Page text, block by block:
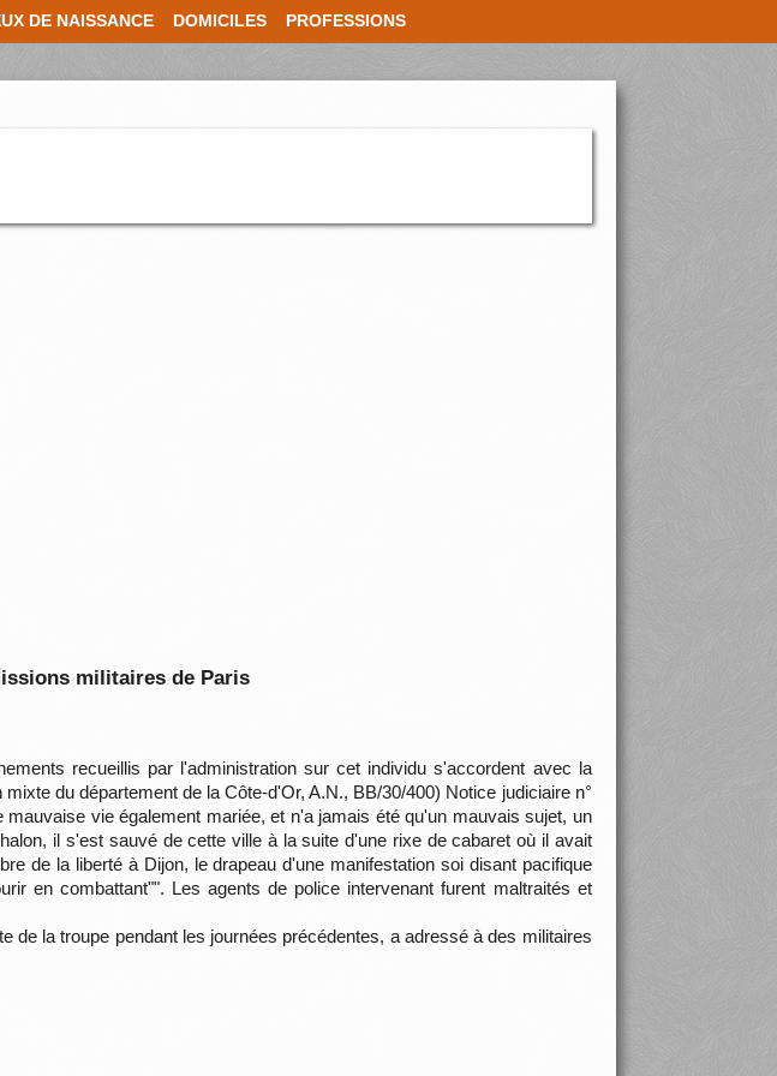
DE NAISSANCE DOMICILES PROFESSIONS
militaires de Paris
recueillis par l'administration sur cet individu s'accordent avec la
du département de la Côte-d'Or, A.N., BB/30/400) Notice judiciaire n°
vie également mariée, et n'a jamais été qu'un mauvais sujet, un
il s'est sauvé de cette ville à la suite d'une rixe de cabaret où il avait
de la liberté à Dijon, le drapeau d'une manifestation soi disant pacifique
en combattant"". Les agents de police intervenant furent maltraités et
de la troupe pendant les journées précédentes, a adressé à des militaires